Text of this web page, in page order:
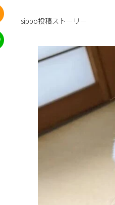
sippo投稿ストーリー